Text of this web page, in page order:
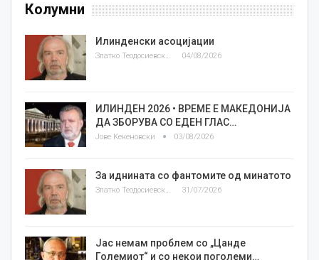
Колумни
Илинденски асоцијации
Златко Теодосиевски 04/08/2026
ИЛИНДЕН 2026 • ВРЕМЕ Е МАКЕДОНИЈА
ДА ЗБОРУВА СО ЕДЕН ГЛАС…
Јове Кекеновски 03/08/2026
За иднината со фантомите од минатото
Златко Теодосиевски 31/07/2026
Јас немам проблем со „Цанде
Големиот“ и со некои поголеми…